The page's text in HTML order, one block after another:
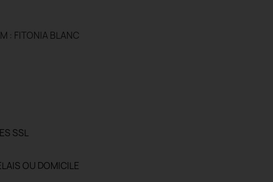
: FITONIA BLANC
SSL
OU DOMICILE